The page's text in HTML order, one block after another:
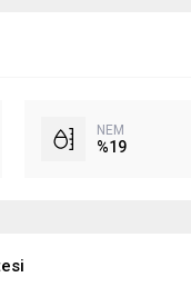
NEM
%19